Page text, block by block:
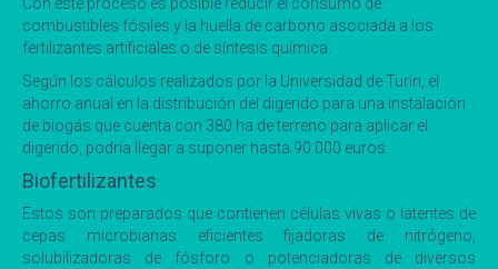
combustibles fósiles y la huella de carbono asociada a los
fertilizantes artificiales o de síntesis química.
Según los cálculos realizados por la Universidad de Turín, el
ahorro anual en la distribución del digerido para una instalación
de biogás que cuenta con 380 ha de terreno para aplicar el
digerido, podría llegar a suponer hasta 90.000 euros.
Biofertilizantes
Estos son preparados que contienen células vivas o latentes de
cepas microbianas eficientes fijadoras de nitrógeno,
solubilizadoras de fósforo o potenciadoras de diversos